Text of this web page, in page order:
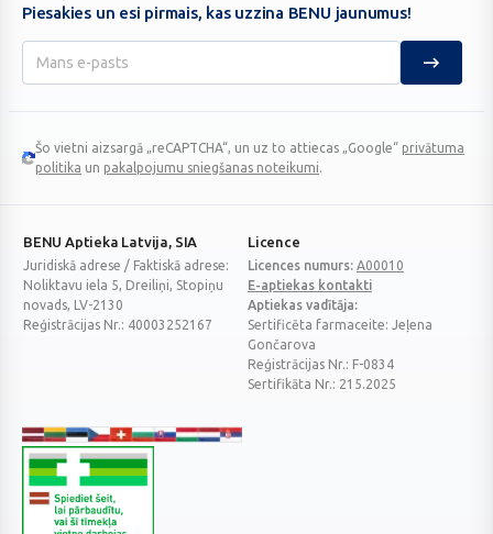
Piesakies un esi pirmais, kas uzzina BENU jaunumus!
Google
Šo vietni aizsargā „reCAPTCHA“, un uz to attiecas „Google“ privātuma
politika un pakalpojumu sniegšanas noteikumi
BENU Aptieka Latvija, SIA
Juridiskā adrese / Faktiskā adrese:
Noliktavu iela 5, Dreiliņi, Stopiņu
novads, LV-2130
Reģistrācijas Nr.: 40003252167
Licence
Licences numurs: A00010
E-aptiekas kontakti
Aptiekas vadītāja:
Sertificēta farmaceite: Jeļena
Gončarova
Reģistrācijas Nr.: F-0834
Sertifikāta Nr.: 215.2025